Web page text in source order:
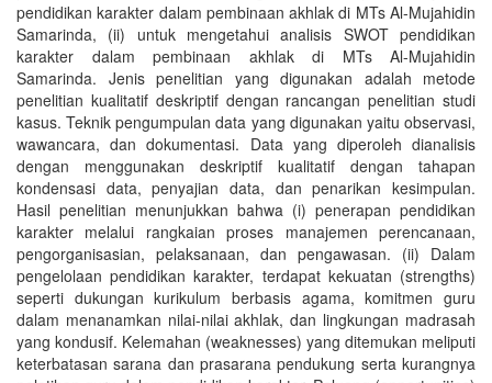
pendidikan karakter dalam pembinaan akhlak di MTs Al-Mujahidin
Samarinda, (ii) untuk mengetahui analisis SWOT pendidikan
karakter dalam pembinaan akhlak di MTs Al-Mujahidin
Samarinda. Jenis penelitian yang digunakan adalah metode
penelitian kualitatif deskriptif dengan rancangan penelitian studi
kasus. Teknik pengumpulan data yang digunakan yaitu observasi,
wawancara, dan dokumentasi. Data yang diperoleh dianalisis
dengan menggunakan deskriptif kualitatif dengan tahapan
kondensasi data, penyajian data, dan penarikan kesimpulan.
Hasil penelitian menunjukkan bahwa (i) penerapan pendidikan
karakter melalui rangkaian proses manajemen perencanaan,
pengorganisasian, pelaksanaan, dan pengawasan. (ii) Dalam
pengelolaan pendidikan karakter, terdapat kekuatan (strengths)
seperti dukungan kurikulum berbasis agama, komitmen guru
dalam menanamkan nilai-nilai akhlak, dan lingkungan madrasah
yang kondusif. Kelemahan (weaknesses) yang ditemukan meliputi
keterbatasan sarana dan prasarana pendukung serta kurangnya